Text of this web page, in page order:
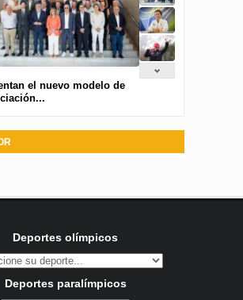
el nuevo modelo de
Deportes olímpicos
Deportes paralímpicos